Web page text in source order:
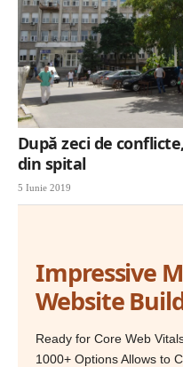
După zeci de
din spital
5 Iunie 2019
Impressive
Website
Ready for Core Web
1000+ Options Allows to